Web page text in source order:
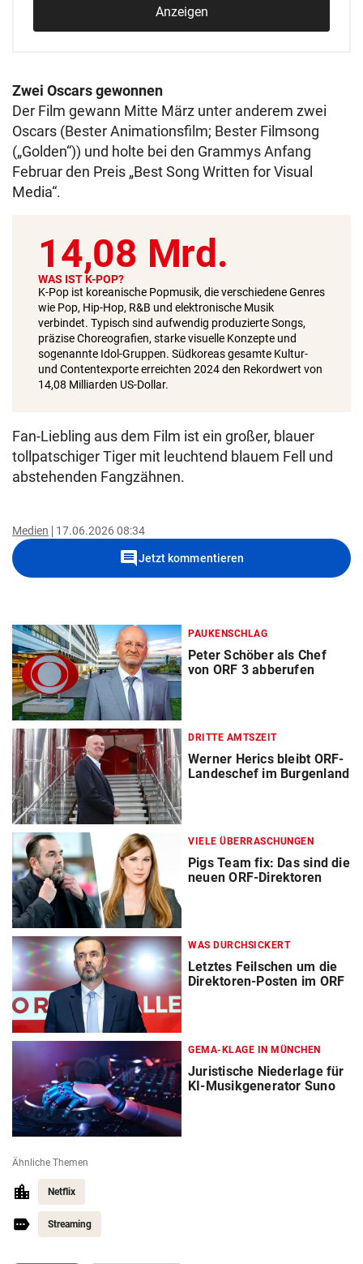
Anzeigen
Zwei Oscars gewonnen
Der Film gewann Mitte März unter anderem zwei
Oscars (Bester Animationsfilm; Bester Filmsong
(„Golden“)) und holte bei den Grammys Anfang
Februar den Preis „Best Song Written for Visual
Media“.
14,08 Mrd.
WAS IST K-POP?
K-Pop ist koreanische Popmusik, die verschiedene Genres
wie Pop, Hip-Hop, R&B und elektronische Musik
verbindet. Typisch sind aufwendig produzierte Songs,
präzise Choreografien, starke visuelle Konzepte und
sogenannte Idol-Gruppen. Südkoreas gesamte Kultur-
und Contentexporte erreichten 2024 den Rekordwert von
14,08 Milliarden US-Dollar.
Fan-Liebling aus dem Film ist ein großer, blauer
tollpatschiger Tiger mit leuchtend blauem Fell und
abstehenden Fangzähnen.
Medien 17.06.2026 08:34
commentJetzt kommentieren
PAUKENSCHLAG
Peter Schöber als Chef
von ORF 3 abberufen
DRITTE AMTSZEIT
Werner Herics bleibt ORF-
Landeschef im Burgenland
VIELE ÜBERRASCHUNGEN
Pigs Team fix: Das sind die
neuen ORF-Direktoren
WAS DURCHSICKERT
Letztes Feilschen um die
Direktoren-Posten im ORF
GEMA-KLAGE IN MÜNCHEN
Juristische Niederlage für
KI-Musikgenerator Suno
Ähnliche Themen
Netflix
Streaming